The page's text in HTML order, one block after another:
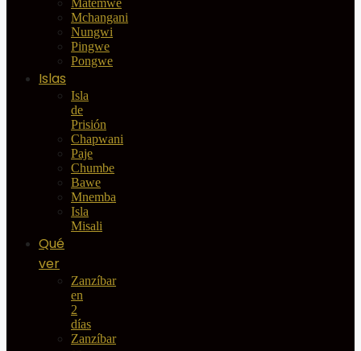
Matemwe
Mchangani
Nungwi
Pingwe
Pongwe
Islas
Isla
de
Prisión
Chapwani
Paje
Chumbe
Bawe
Mnemba
Isla
Misali
Qué
ver
Zanzíbar
en
2
días
Zanzíbar